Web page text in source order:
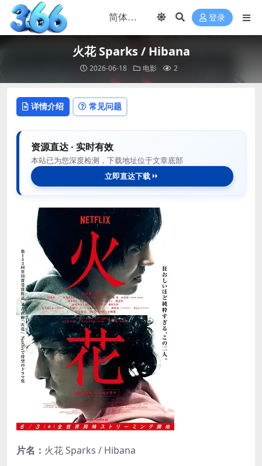
登录
火花 Sparks / Hibana
2026-06-18 电影 2
详情介绍 常见问题
资源直达 · 实时有效
本站已为您深度检测，下载地址位于文章底部
立即直达下载
片名： 火花 Sparks / Hibana